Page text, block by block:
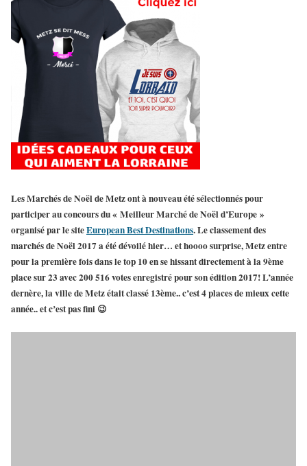
Les Marchés de Noël de Metz ont à nouveau été sélectionnés pour
participer au concours du « Meilleur Marché de Noël d’Europe »
organisé par le siteEuropean Best Destinations. Leclassement des
marchés de Noël 2017a été dévoilé hier… et hoooo surprise,Metzentre
pour la première fois dans letop 10en se hissant directement à la9ème
place sur 23 avec 200 516 votes enregistré pour son édition 2017! L’année
dernère, la ville de Metz était classé 13ème.. c’est 4 places de mieux cette
année.. et c’est pas fini 😉